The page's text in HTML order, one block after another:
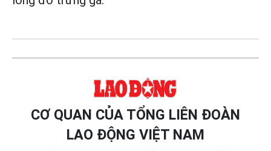
CƠ QUAN CỦA TỔNG LIÊN ĐOÀN
LAO ĐỘNG VIỆT NAM